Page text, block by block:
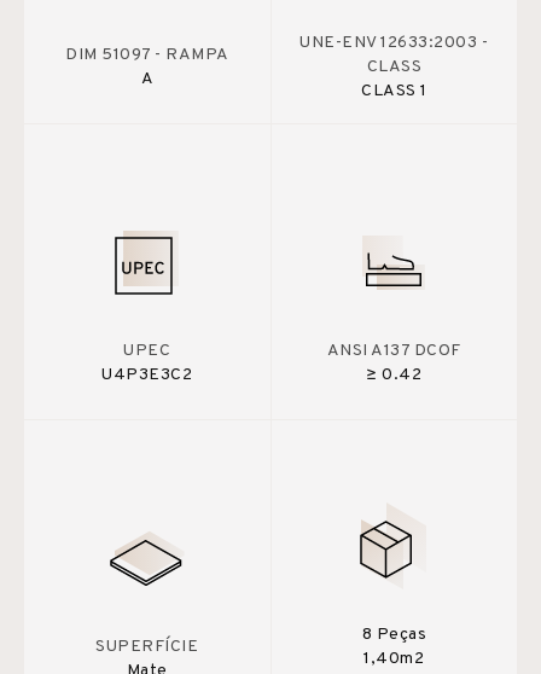
DIM 51097 - RAMPA
A
UNE-ENV 12633:2003 -
CLASS
CLASS 1
UPEC
U4P3E3C2
ANSI A137 DCOF
≥ 0.42
SUPERFÍCIE
8 Peças
1,40m2